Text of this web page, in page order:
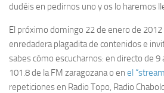
dudéis en pedirnos uno y os lo haremos
El próximo domingo 22 de enero de
enredadera plagadita de contenidos e
sabes cómo escucharnos: en directo de 9
101.8 de la FM zaragozana o en el
repeticiones en Radio Topo, Radio